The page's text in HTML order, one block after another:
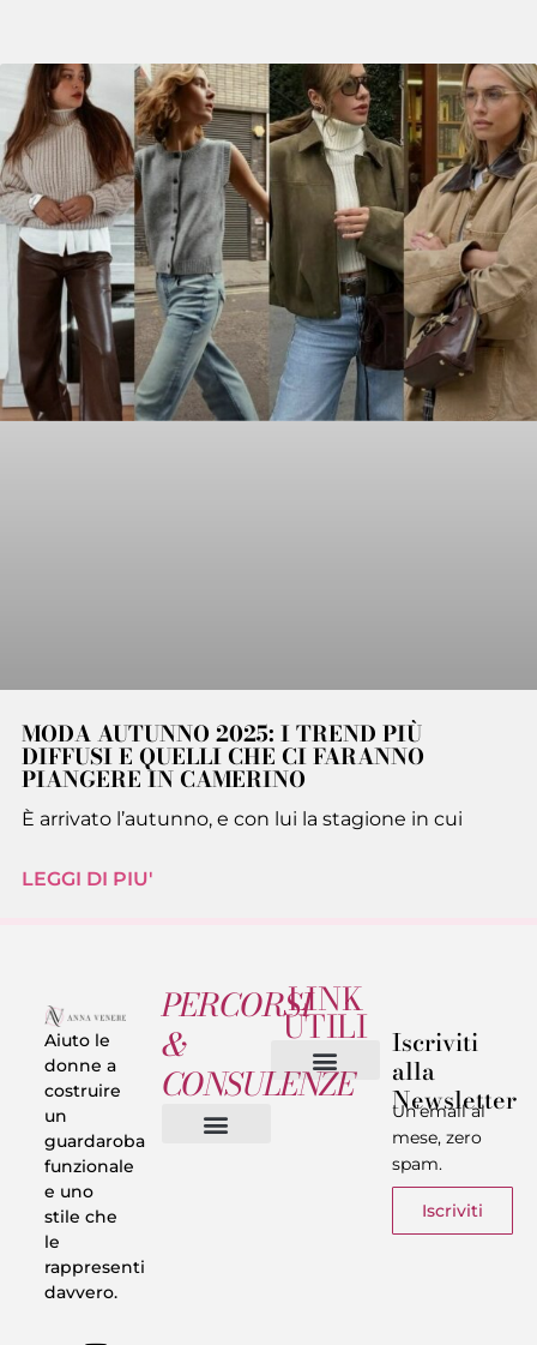
MODA AUTUNNO 2025: I TREND PIÙ
DIFFUSI E QUELLI CHE CI FARANNO
PIANGERE IN CAMERINO
È arrivato l’autunno, e con lui la stagione in cui
LEGGI DI PIU'
Aiuto le
donne a
costruire
un
guardaroba
funzionale
e uno
stile che
le
rappresenti
davvero.
PERCORSI
&
CONSULENZE
LINK
UTILI Iscriviti
alla
Newsletter
Un’email al
mese, zero
spam.
Iscriviti